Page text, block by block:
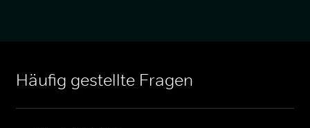
Häufig gestellte Fragen